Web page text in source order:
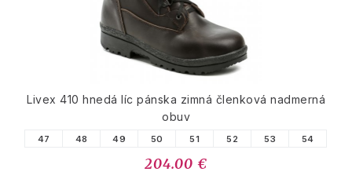
Livex 410 hnedá líc pánska zimná členková nadmerná
obuv
47 48 49 50 51 52 53 54
204.00 €